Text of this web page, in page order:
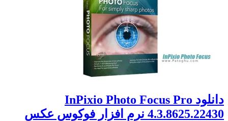
دانلود InPixio Photo Focus Pro
4.3.8625.22430 نرم افزار فوکوس عکس